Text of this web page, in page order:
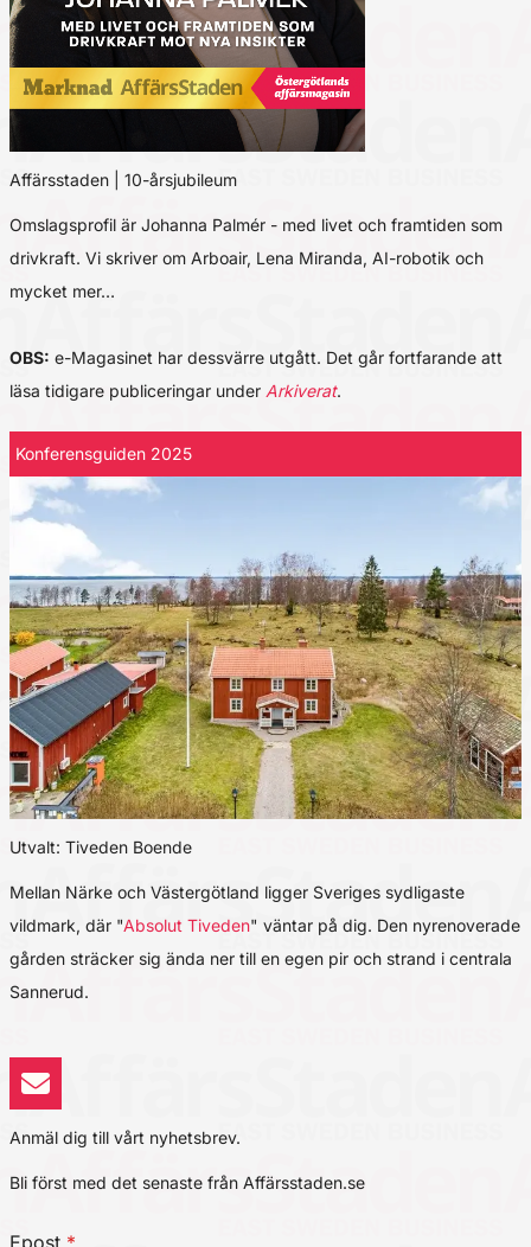
Affärsstaden | 10-årsjubileum
Omslagsprofil är Johanna Palmér - med livet och framtiden som
drivkraft. Vi skriver om Arboair, Lena Miranda, AI-robotik och
mycket mer…
OBS: e-Magasinet har dessvärre utgått. Det går fortfarande att
läsa tidigare publiceringar under Arkiverat.
Konferensguiden 2025
Utvalt: Tiveden Boende
Mellan Närke och Västergötland ligger Sveriges sydligaste
vildmark, där "Absolut Tiveden" väntar på dig. Den nyrenoverade
gården sträcker sig ända ner till en egen pir och strand i centrala
Sannerud.
Anmäl dig till vårt nyhetsbrev.
Bli först med det senaste från Affärsstaden.se
Epost *